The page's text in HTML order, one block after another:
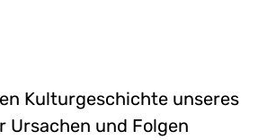
Kulturgeschichte unseres
Ursachen und Folgen